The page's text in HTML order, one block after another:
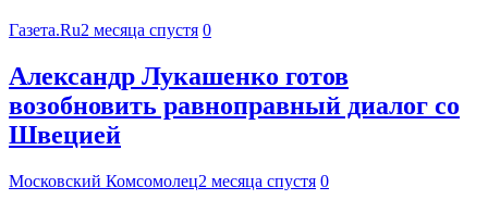
Газета.Ru2 месяца спустя 0
Александр Лукашенко готов
возобновить равноправный диалог со
Швецией
Московский Комсомолец2 месяца спустя 0